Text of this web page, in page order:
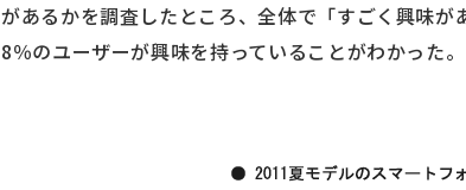
があるかを調査したところ、全体で「すごく興味
8％のユーザーが興味を持っていることがわかった。